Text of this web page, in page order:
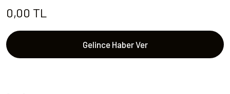
0,00 TL
Gelince Haber Ver